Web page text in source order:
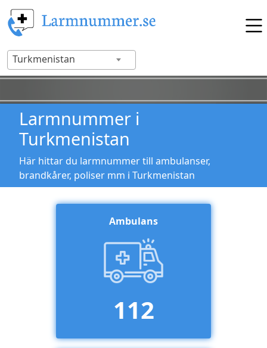
Turkmenistan
Larmnummer i
Turkmenistan
Här hittar du larmnummer till ambulanser,
brandkårer, poliser mm i Turkmenistan
Ambulans
112